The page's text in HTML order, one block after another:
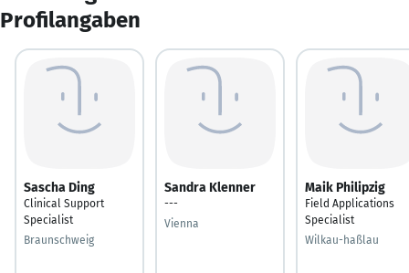
Profilangaben
Sascha Ding
Clinical Support
Specialist
Braunschweig
Sandra Klenner
---
Vienna
Maik Philipzig
Field Applications
Specialist
Wilkau-haßlau